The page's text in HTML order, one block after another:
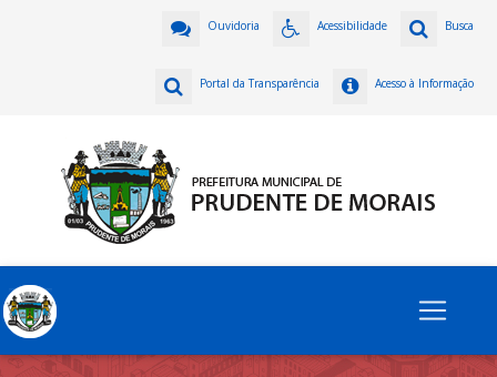
Busca
Acessibilidade
Ouvidoria
Acesso à Informação
Portal da Transparência